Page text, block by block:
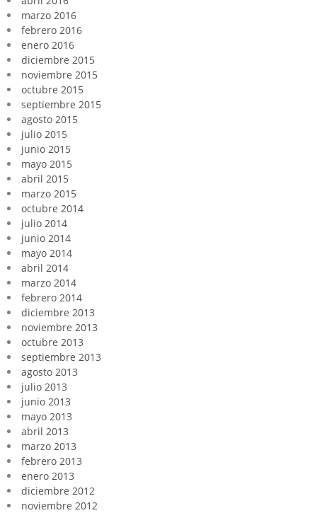
marzo 2016
febrero 2016
enero 2016
diciembre 2015
noviembre 2015
octubre 2015
septiembre 2015
agosto 2015
julio 2015
junio 2015
mayo 2015
abril 2015
marzo 2015
octubre 2014
julio 2014
junio 2014
mayo 2014
abril 2014
marzo 2014
febrero 2014
diciembre 2013
noviembre 2013
octubre 2013
septiembre 2013
agosto 2013
julio 2013
junio 2013
mayo 2013
abril 2013
marzo 2013
febrero 2013
enero 2013
diciembre 2012
noviembre 2012